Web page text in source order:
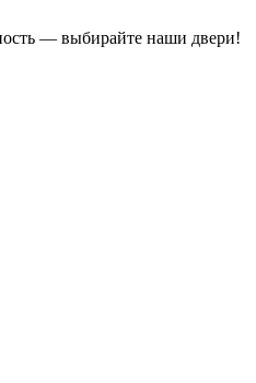
— выбирайте наши двери!